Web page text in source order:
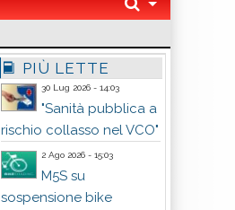
PIÙ LETTE
30 Lug 2026 - 14:03
"Sanità pubblica a
rischio collasso nel VCO"
2 Ago 2026 - 15:03
M5S su
sospensione bike